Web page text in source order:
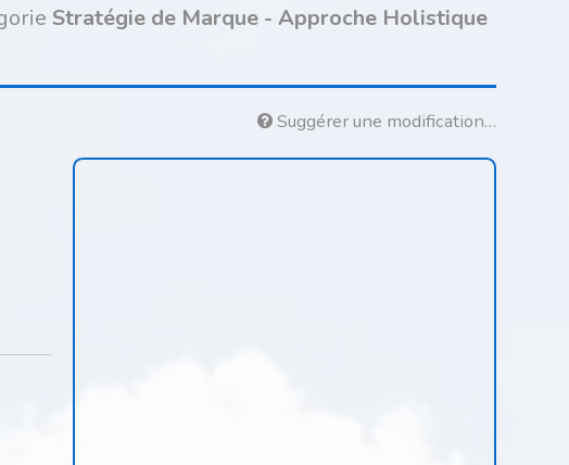
Stratégie de Marque - Approche Holistique
Suggérer une modification…